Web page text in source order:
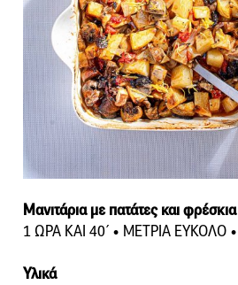
Μανιτάρια με πατάτες και
1 ΩΡΑ ΚΑΙ 40΄ • ΜΕΤΡΙΑ ΕΥΚΟΛΟ
Υλικά